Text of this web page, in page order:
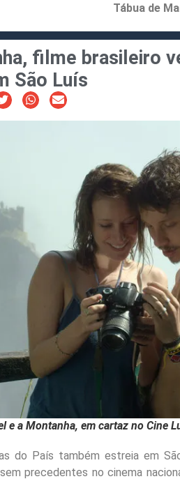
Tábua de
filme brasileiro
São Luís
Montanha, em cartaz no Cine
do País também estreia em
precedentes no cinema